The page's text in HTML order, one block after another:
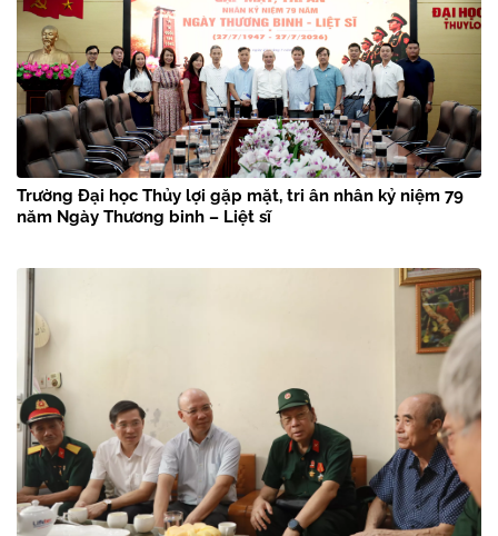
Trường Đại học Thủy lợi gặp mặt, tri ân nhân kỷ niệm 79
năm Ngày Thương binh – Liệt sĩ